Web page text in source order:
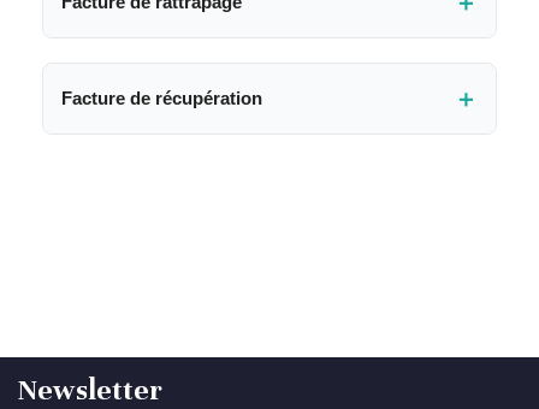
consommation non facturée ou sous-estimée,
Facture de récupération ＋
Newsletter